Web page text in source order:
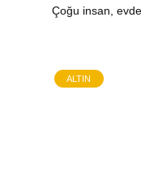
Çoğu insan, evde
ALTIN